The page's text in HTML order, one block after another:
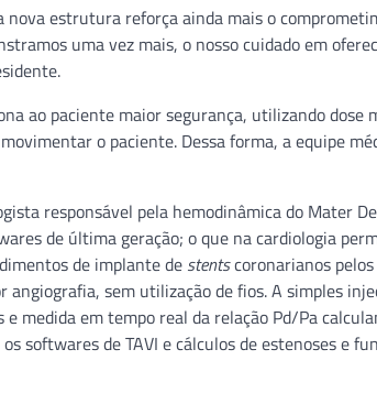
estrutura reforça ainda mais o
uma vez mais, o nosso cuidado em
ao paciente maior segurança, utilizando dose
o paciente. Dessa forma, a equipe
responsável pela hemodinâmica do Mater
de última geração; o que na cardiologia
de implante de stentscoronarianos
sem utilização de fios. A simples
medida em tempo real da relação Pd/Pa
softwares de TAVI e cálculos de estenoses e